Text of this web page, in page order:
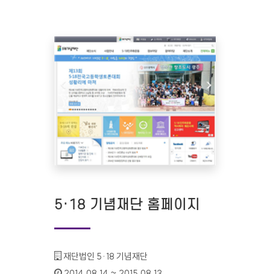
5·18 기념재단 홈페이지
기관명 :
재단법인 5·18 기념재단